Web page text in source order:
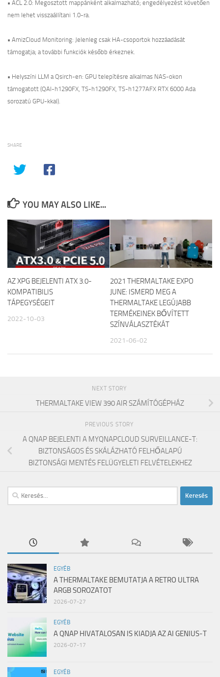
• ACL 2.0: Megosztott mappánként alkalmazható; engedélyezést követően
nem lehet visszaállítani 1.0-ra.
• AmizCloud Monitoring: Jelenleg csak HA-csoportok hozzáadását
támogatja; a további funkciók később érkeznek.
• Helyszíni LLM a Qsirch-en: GPU telepítésre alkalmas NAS-okon
támogatott (QAI-h1290FX, TS-h1290FX, TS-h1277AFX RTX 6000 Ada
sorozatú GPU-kkal).
SHARE
YOU MAY ALSO LIKE...
AZ XPG BEJELENTI ATX 3.0-
KOMPATIBILIS
TÁPEGYSÉGEIT
2022-10-03
2021 THERMALTAKE EXPO
JUNE: ISMERD MEG A
THERMALTAKE LEGÚJABB
TERMÉKEINEK BŐVÍTETT
SZÍNVÁLASZTÉKÁT
2021-06-02
NEXT STORY
THERMALTAKE VIEW 390 AIR SZÁMÍTÓGÉPHÁZ
PREVIOUS STORY
A QNAP BEJELENTI A MYQNAPCLOUD SURVEILLANCE-T:
BIZTONSÁGOS ÉS SKÁLÁZHATÓ FELHŐALAPÚ
BIZTONSÁGI MENTÉS FELÜGYELETI FELVÉTELEKHEZ
Keresés:
EGYÉB
A THERMALTAKE BEMUTATJA A RETRO ULTRA
ARGB SOROZATOT
2026-07-27
EGYÉB
A QNAP HIVATALOSAN IS KIADJA AZ AI GENIUS-T
2026-07-17
EGYÉB